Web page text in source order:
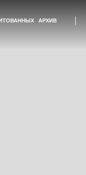
РАСПИСАНИЕ